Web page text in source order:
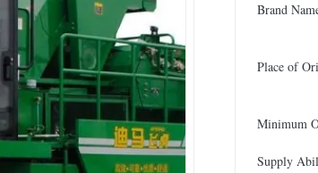
Brand
Place of
Minimum
Supply